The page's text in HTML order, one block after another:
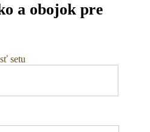
a obojok pre
setu